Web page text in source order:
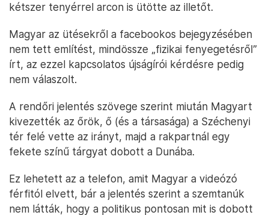
kétszer tenyérrel arcon is ütötte az illetőt.
Magyar az ütésekről a facebookos bejegyzésében
nem tett említést, mindössze „fizikai fenyegetésről”
írt, az ezzel kapcsolatos újságírói kérdésre pedig
nem válaszolt.
A rendőri jelentés szövege szerint miután Magyart
kivezették az őrök, ő (és a társasága) a Széchenyi
tér felé vette az irányt, majd a rakpartnál egy
fekete színű tárgyat dobott a Dunába.
Ez lehetett az a telefon, amit Magyar a videózó
férfitól elvett, bár a jelentés szerint a szemtanúk
nem látták, hogy a politikus pontosan mit is dobott